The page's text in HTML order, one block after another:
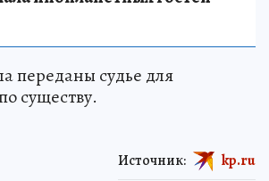
переданы судье для
существу.
Источник: kp.ru